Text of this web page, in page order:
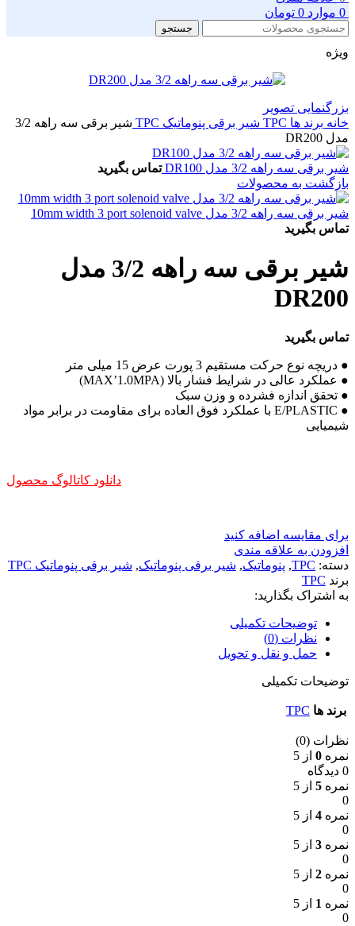
0 موارد 0 تومان
جستجو
ویژه
بزرگنمایی تصویر
خانه برند ها TPC شیر برقی پنوماتیک TPC
شیر برقی سه راهه 3/2
مدل DR200
شیر برقی سه راهه 3/2 مدل DR100
تماس بگیرید
بازگشت به محصولات
شیر برقی سه راهه 3/2 مدل 10mm width 3 port solenoid valve
تماس بگیرید
شیر برقی سه راهه 3/2 مدل
DR200
تماس بگیرید
● دریچه نوع حرکت مستقیم 3 پورت عرض 15 میلی متر
● عملکرد عالی در شرایط فشار بالا (MAX’1.0MPA)
● تحقق اندازه فشرده و وزن سبک
● E/PLASTIC با عملکرد فوق العاده برای مقاومت در برابر مواد
شیمیایی
دانلود کاتالوگ محصول
برای مقایسه اضافه کنید
افزودن به علاقه مندی
دسته: TPC
, پنوماتیک, شیر برقی پنوماتیک, شیر برقی پنوماتیک TPC
برند TPC
به اشتراک بگذارید:
توضیحات تکمیلی
نظرات (0)
حمل و نقل و تحویل
توضیحات تکمیلی
برند ها TPC
نظرات (0)
نمره 0 از 5
0 دیدگاه
نمره 5 از 5
0
نمره 4 از 5
0
نمره 3 از 5
0
نمره 2 از 5
0
نمره 1 از 5
0